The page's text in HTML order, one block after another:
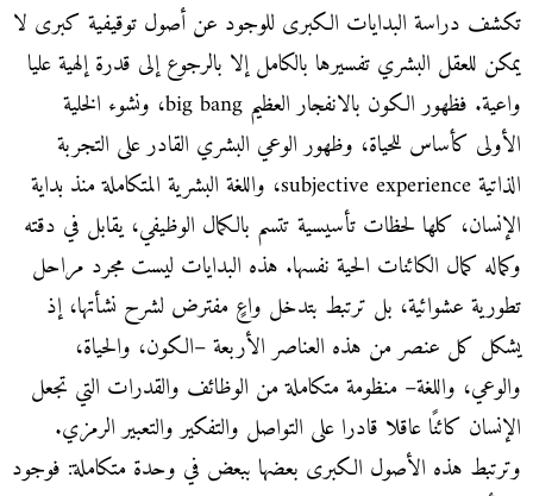
تكشف دراسة البدايات الكبرى للوجود عن أصول توقيفية كبرى لا
يمكن للعقل البشري تفسيرها بالكامل إلا بالرجوع إلى قدرة إلهية عليا
واعية. فظهور الكون بالانفجار العظيم big bang، ونشوء الخلية
الأولى كأساس للحياة، وظهور الوعي البشري القادر على التجربة
الذاتية subjective experience، واللغة البشرية المتكاملة منذ بداية
الإنسان، كلها لحظات تأسيسية تتسم بالكمال الوظيفي، يقابل في دقته
وكماله كمال الكائنات الحية نفسها. هذه البدايات ليست مجرد مراحل
تطورية عشوائية، بل ترتبط بتدخل واعٍ مفترض لشرح نشأتها، إذ
يشكل كل عنصر من هذه العناصر الأربعة –الكون، والحياة،
والوعي، واللغة– منظومة متكاملة من الوظائف والقدرات التي تجعل
الإنسان كائنًا عاقلا قادرا على التواصل والتفكير والتعبير الرمزي.
وترتبط هذه الأصول الكبرى بعضها ببعض في وحدة متكاملة: فوجود